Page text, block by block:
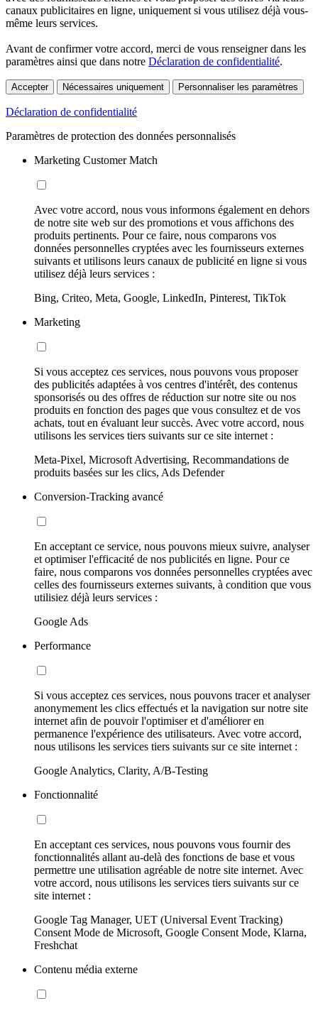
canaux publicitaires en ligne, uniquement si vous utilisez déjà vous-
même leurs services.
Avant de confirmer votre accord, merci de vous renseigner dans les
paramètres ainsi que dans notre Déclaration de confidentialité.
Accepter Nécessaires uniquement Personnaliser les paramètres
Déclaration de confidentialité
Paramètres de protection des données personnalisés
Marketing Customer Match
Avec votre accord, nous vous informons également en dehors
de notre site web sur des promotions et vous affichons des
produits pertinents. Pour ce faire, nous comparons vos
données personnelles cryptées avec les fournisseurs externes
suivants et utilisons leurs canaux de publicité en ligne si vous
utilisez déjà leurs services :
Bing, Criteo, Meta, Google, LinkedIn, Pinterest, TikTok
Marketing
Si vous acceptez ces services, nous pouvons vous proposer
des publicités adaptées à vos centres d'intérêt, des contenus
sponsorisés ou des offres de réduction sur notre site ou nos
produits en fonction des pages que vous consultez et de vos
achats, tout en évaluant leur succès. Avec votre accord, nous
utilisons les services tiers suivants sur ce site internet :
Meta-Pixel, Microsoft Advertising, Recommandations de
produits basées sur les clics, Ads Defender
Conversion-Tracking avancé
En acceptant ce service, nous pouvons mieux suivre, analyser
et optimiser l'efficacité de nos publicités en ligne. Pour ce
faire, nous comparons vos données personnelles cryptées avec
celles des fournisseurs externes suivants, à condition que vous
utilisiez déjà leurs services :
Google Ads
Performance
Si vous acceptez ces services, nous pouvons tracer et analyser
anonymement les clics effectués et la navigation sur notre site
internet afin de pouvoir l'optimiser et d'améliorer en
permanence l'expérience des utilisateurs. Avec votre accord,
nous utilisons les services tiers suivants sur ce site internet :
Google Analytics, Clarity, A/B-Testing
Fonctionnalité
En acceptant ces services, nous pouvons vous fournir des
fonctionnalités allant au-delà des fonctions de base et vous
permettre une utilisation agréable de notre site internet. Avec
votre accord, nous utilisons les services tiers suivants sur ce
site internet :
Google Tag Manager, UET (Universal Event Tracking)
Consent Mode de Microsoft, Google Consent Mode, Klarna,
Freshchat
Contenu média externe